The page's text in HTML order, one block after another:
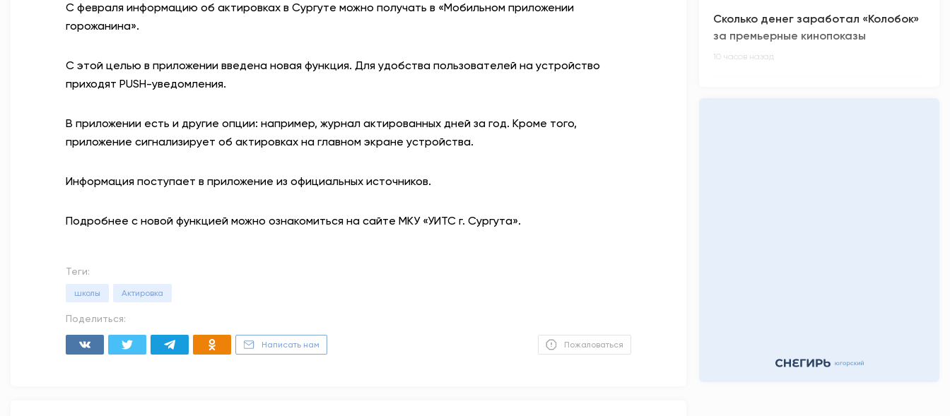
С февраля информацию об актировках в Сургуте можно получать в «Мобильном приложении
горожанина».
С этой целью в приложении введена новая функция. Для удобства пользователей на устройство
приходят PUSH-уведомления.
В приложении есть и другие опции: например, журнал актированных дней за год. Кроме того,
приложение сигнализирует об актировках на главном экране устройства.
Информация поступает в приложение из официальных источников.
Подробнее с новой функцией можно ознакомиться на сайте МКУ «УИТС г. Сургута».
Теги:
школы Актировка
Поделиться:
Написать нам Пожаловаться
Сколько денег заработал «Колобок»
за премьерные кинопоказы
10 часов назад